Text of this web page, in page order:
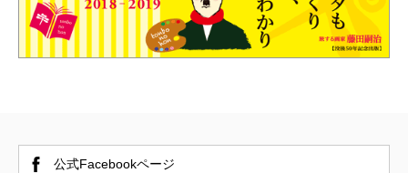
公式Facebookページ